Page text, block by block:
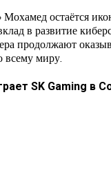
остаётся
в развитие
продолжают
всему миру.
SK Gaming в